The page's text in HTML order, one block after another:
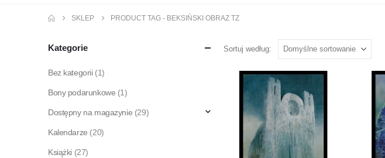
SKLEP PRODUCT TAG - BEKSIŃSKI OBRAZ TZ
Sortuj według:
Kategorie
Bez kategorii (1)
Bony podarunkowe (1)
Dostępny na magazynie (29)
Kalendarze (20)
Książki (27)